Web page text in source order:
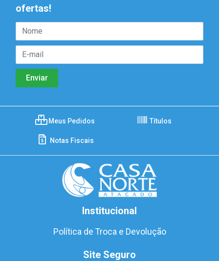
ofertas!
Meus Pedidos Títulos
Notas Fiscais
Institucional
Política de Troca e Devolução
Site Seguro